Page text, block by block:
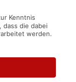
Kenntnis
dass die dabei
werden.